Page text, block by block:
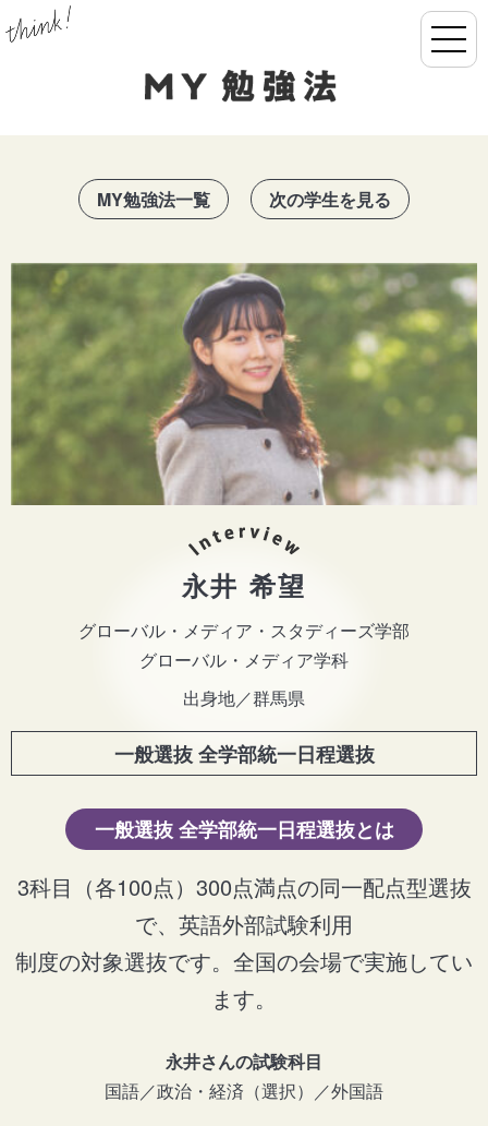
MY勉強法一覧 次の学生を見る
永井 希望
グローバル・メディア・スタディーズ学部
グローバル・メディア学科
出身地／群馬県
一般選抜 全学部統一日程選抜
一般選抜 全学部統一日程選抜とは
3科目（各100点）300点満点の同一配点型選抜
で、英語外部試験利用
制度の対象選抜です。全国の会場で実施してい
ます。
永井さんの試験科目
国語／政治・経済（選択）／外国語